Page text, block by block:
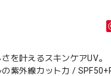
を叶えるスキンケアUV。
紫外線カット力 /